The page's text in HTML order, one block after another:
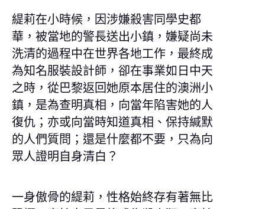
緹莉在小時候，因涉嫌殺害同學史都
華，被當地的警長送出小鎮，嫌疑尚未
洗清的過程中在世界各地工作，最終成
為知名服裝設計師，卻在事業如日中天
之時，從巴黎返回她原本居住的澳洲小
鎮，是為查明真相，向當年陷害她的人
復仇；亦或向當時知道真相、保持緘默
的人們質問；還是什麼都不要，只為向
眾人證明自身清白？
一身傲骨的緹莉，性格始終存有著無比